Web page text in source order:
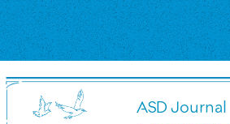
ASD Journal